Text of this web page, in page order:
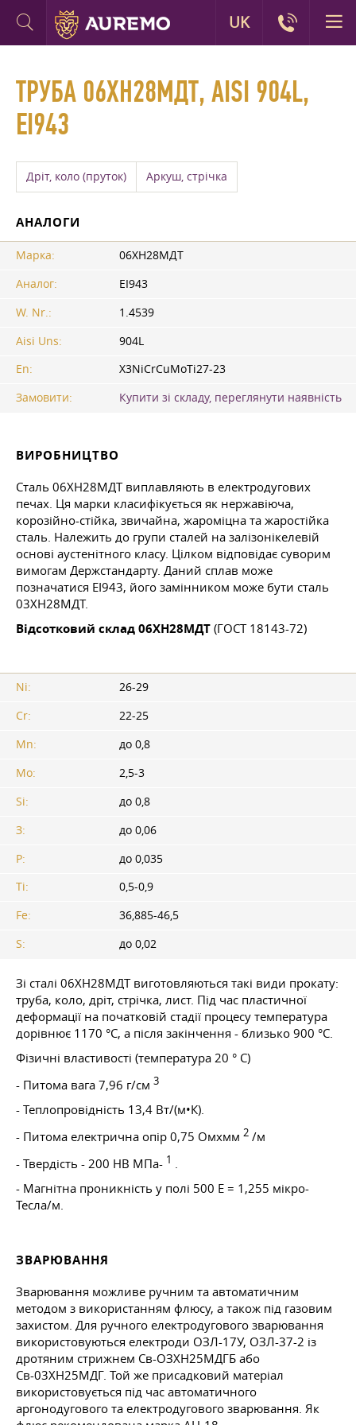
ТРУБА 06ХН28МДТ, AISI 904L,
ЕІ943
Дріт, коло (пруток) Аркуш, стрічка
АНАЛОГИ
Марка:
06ХН28МДТ
Аналог:
ЕІ943
W. Nr.:
1.4539
Aisi Uns:
904L
En:
X3NiCrCuMoTi27-23
Замовити:
Купити зі складу, переглянути наявність
ВИРОБНИЦТВО
Сталь 06ХН28МДТ виплавляють в електродугових
печах. Ця марки класифікується як нержавіюча,
корозійно-стійка, звичайна, жароміцна та жаростійка
сталь. Належить до групи сталей на залізонікелевій
основі аустенітного класу. Цілком відповідає суворим
вимогам Держстандарту. Даний сплав може
позначатися ЕІ943, його замінником може бути сталь
03ХН28МДТ.
Відсотковий склад 06ХН28МДТ (ГОСТ 18143-72)
Ni:
26-29
Cr:
22-25
Mn:
до 0,8
Mo:
2,5-3
Si:
до 0,8
З:
до 0,06
P:
до 0,035
Ti:
0,5-0,9
Fe:
36,885-46,5
S:
до 0,02
Зі сталі 06ХН28МДТ виготовляються такі види прокату:
труба, коло, дріт, стрічка, лист. Під час пластичної
деформації на початковій стадії процесу температура
дорівнює 1170 °C, а після закінчення - близько 900 °C.
Фізичні властивості (температура 20 ° С)
- Питома вага 7,96 г/см 3
- Теплопровідність 13,4 Вт/(м•К).
- Питома електрична опір 0,75 Омxмм 2 /м
- Твердість - 200 НВ МПа- 1 .
- Магнітна проникність у полі 500 Е = 1,255 мікро-
Тесла/м.
ЗВАРЮВАННЯ
Зварювання можливе ручним та автоматичним
методом з використанням флюсу, а також під газовим
захистом. Для ручного електродугового зварювання
використовуються електроди ОЗЛ-17У, ОЗЛ-37-2 із
дротяним стрижнем Св-ОЗХН25МДГБ або
Св-03ХН25МДГ. Той же присадковий матеріал
використовується під час автоматичного
аргонодугового та електродугового зварювання. Як
UK